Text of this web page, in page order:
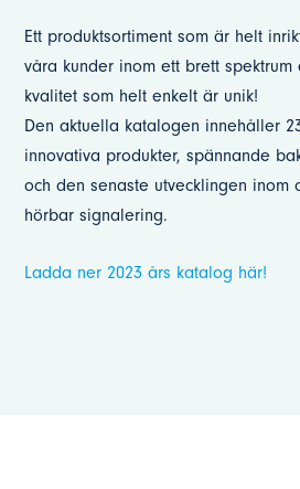
Ett produktsortiment som är helt
våra kunder inom ett brett spektrum
kvalitet som helt enkelt är unik!
Den aktuella katalogen innehåller
innovativa produkter, spännande
och den senaste utvecklingen inom
hörbar signalering.
Ladda ner 2023 års katalog här!